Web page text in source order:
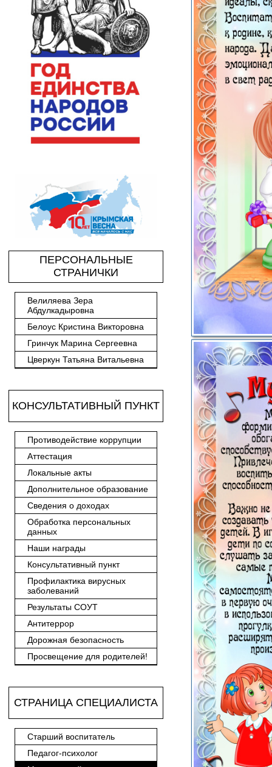
ПЕРСОНАЛЬНЫЕ
СТРАНИЧКИ
Велиляева Зера
Абдулкадыровна
Белоус Кристина Викторовна
Гринчук Марина Сергеевна
Цверкун Татьяна Витальевна
КОНСУЛЬТАТИВНЫЙ ПУНКТ
Противодействие коррупции
Аттестация
Локальные акты
Дополнительное образование
Сведения о доходах
Обработка персональных
данных
Наши награды
Консультативный пункт
Профилактика вирусных
заболеваний
Результаты СОУТ
Антитеррор
Дорожная безопасность
Просвещение для родителей!
СТРАНИЦА СПЕЦИАЛИСТА
Старший воспитатель
Педагог-психолог